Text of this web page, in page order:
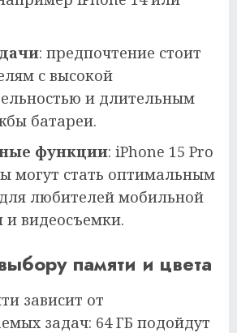
: предпочтение стоит
с высокой
и длительным
батареи.
функции: iPhone 15 Pro
могут стать оптимальным
любителей мобильной
и видеосъемки.
памяти и цвета
зависит от
задач: 64 ГБ подойдут